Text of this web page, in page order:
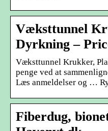
Væksttunnel
Dyrkning –
Væksttunnel Krukker,
penge ved at
Læs anmeldelser og …
Fiberdug,